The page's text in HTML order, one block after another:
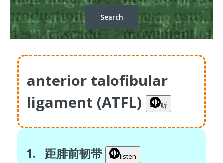
anterior talofibular
ligament (ATFL)
听
1. 距腓前韧带 listen